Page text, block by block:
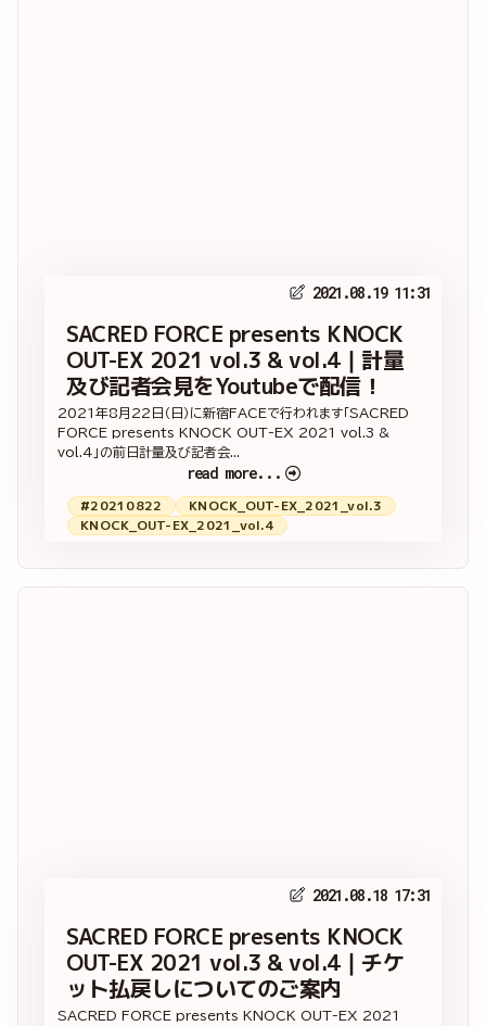
2021.08.19 11:31
SACRED FORCE presents KNOCK
OUT-EX 2021 vol.3 & vol.4｜計量
及び記者会見をYoutubeで配信！
2021年8月22日（日）に新宿FACEで行われます「SACRED
FORCE presents KNOCK OUT-EX 2021 vol.3 &
vol.4」の前日計量及び記者会...
read more...
#20210822
KNOCK_OUT-EX_2021_vol.3
KNOCK_OUT-EX_2021_vol.4
2021.08.18 17:31
SACRED FORCE presents KNOCK
OUT-EX 2021 vol.3 & vol.4｜チケ
ット払戻しについてのご案内
SACRED FORCE presents KNOCK OUT-EX 2021